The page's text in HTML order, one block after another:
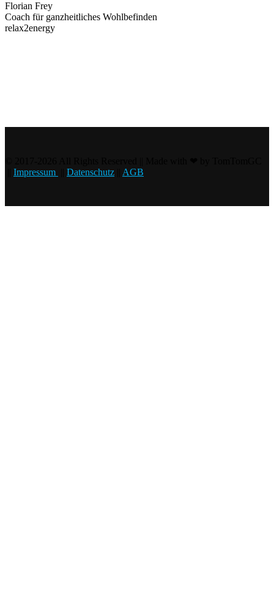
Florian Frey
Coach für ganzheitliches Wohlbefinden
relax2energy
Impressum Datenschutz AGB